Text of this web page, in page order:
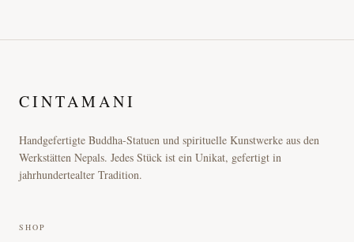
CINTAMANI
Handgefertigte Buddha-Statuen und spirituelle Kunstwerke aus den
Werkstätten Nepals. Jedes Stück ist ein Unikat, gefertigt in
jahrhundertealter Tradition.
SHOP